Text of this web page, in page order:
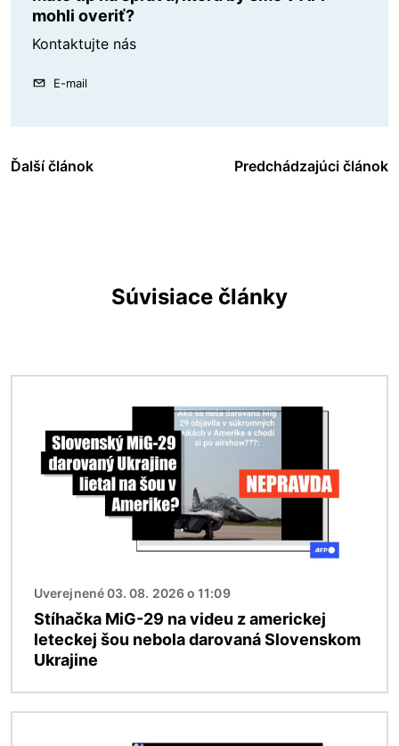
mohli overiť?
Kontaktujte nás
E-mail
Ďalší článok Predchádzajúci článok
Súvisiace články
Uverejnené 03. 08. 2026 o 11:09
Stíhačka MiG-29 na videu z americkej
leteckej šou nebola darovaná Slovenskom
Ukrajine